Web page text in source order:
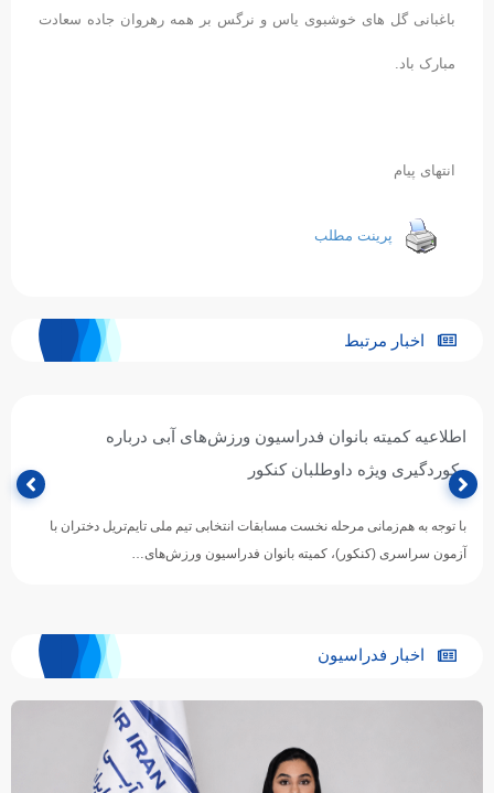
باغبانی گل های خوشبوی یاس و نرگس بر همه رهروان جاده سعادت
مبارک باد.
انتهای پیام
پرینت مطلب
اخبار مرتبط
اطلاعیه کمیته بانوان فدراسیون ورزش‌های آبی درباره
رکوردگیری ویژه داوطلبان کنکور
با توجه به هم‌زمانی مرحله نخست مسابقات انتخابی تیم ملی تایم‌تریل دختران با
آزمون سراسری (کنکور)، کمیته بانوان فدراسیون ورزش‌های…
اخبار فدراسیون